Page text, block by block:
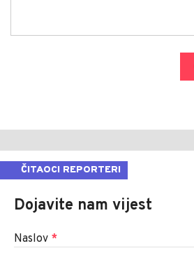
ČITAOCI REPORTERI
Dojavite nam vijest
Naslov *